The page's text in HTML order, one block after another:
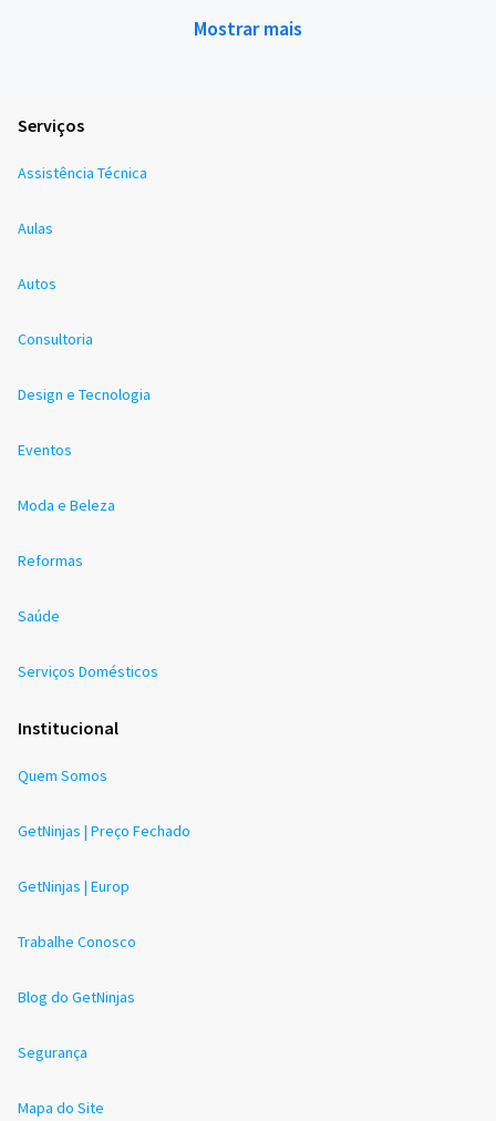
Mostrar mais
Serviços
Assistência Técnica
Aulas
Autos
Consultoria
Design e Tecnologia
Eventos
Moda e Beleza
Reformas
Saúde
Serviços Domésticos
Institucional
Quem Somos
GetNinjas | Preço Fechado
GetNinjas | Europ
Trabalhe Conosco
Blog do GetNinjas
Segurança
Mapa do Site